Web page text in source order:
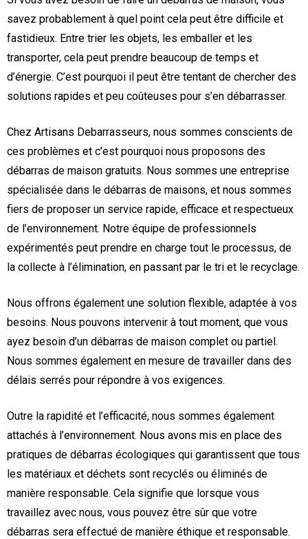
savez probablement à quel point cela peut être difficile et
fastidieux. Entre trier les objets, les emballer et les
transporter, cela peut prendre beaucoup de temps et
d’énergie. C’est pourquoi il peut être tentant de chercher des
solutions rapides et peu coûteuses pour s’en débarrasser.
Chez Artisans Debarrasseurs, nous sommes conscients de
ces problèmes et c’est pourquoi nous proposons des
débarras de maison gratuits. Nous sommes une entreprise
spécialisée dans le débarras de maisons, et nous sommes
fiers de proposer un service rapide, efficace et respectueux
de l’environnement. Notre équipe de professionnels
expérimentés peut prendre en charge tout le processus, de
la collecte à l’élimination, en passant par le tri et le recyclage.
Nous offrons également une solution flexible, adaptée à vos
besoins. Nous pouvons intervenir à tout moment, que vous
ayez besoin d’un débarras de maison complet ou partiel.
Nous sommes également en mesure de travailler dans des
délais serrés pour répondre à vos exigences.
Outre la rapidité et l’efficacité, nous sommes également
attachés à l’environnement. Nous avons mis en place des
pratiques de débarras écologiques qui garantissent que tous
les matériaux et déchets sont recyclés ou éliminés de
manière responsable. Cela signifie que lorsque vous
travaillez avec nous, vous pouvez être sûr que votre
débarras sera effectué de manière éthique et responsable.